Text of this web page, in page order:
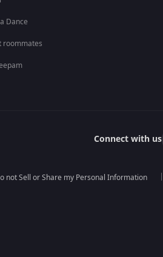
Dance
roommates
Connect with us
not Sell or Share my Personal Information